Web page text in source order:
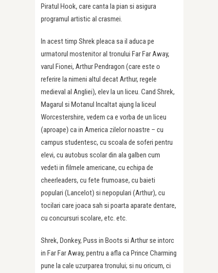
Piratul Hook, care canta la pian si asigura
programul artistic al crasmei.
In acest timp Shrek pleaca sa il aduca pe
urmatorul mostenitor al tronului Far Far Away,
varul Fionei, Arthur Pendragon (care este o
referire la nimeni altul decat Arthur, regele
medieval al Angliei), elev la un liceu. Cand Shrek,
Magarul si Motanul Incaltat ajung la liceul
Worcestershire, vedem ca e vorba de un liceu
(aproape) ca in America zilelor noastre – cu
campus studentesc, cu scoala de soferi pentru
elevi, cu autobus scolar din ala galben cum
vedeti in filmele americane, cu echipa de
cheerleaders, cu fete frumoase, cu baieti
populari (Lancelot) si nepopulari (Arthur), cu
tocilari care joaca sah si poarta aparate dentare,
cu concursuri scolare, etc. etc.
Shrek, Donkey, Puss in Boots si Arthur se intorc
in Far Far Away, pentru a afla ca Prince Charming
pune la cale uzurparea tronului; si nu oricum, ci